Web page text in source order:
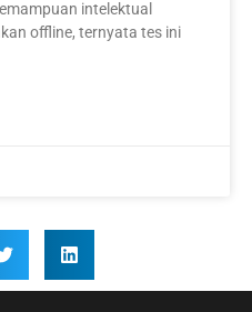
intelektual
offline, ternyata tes ini